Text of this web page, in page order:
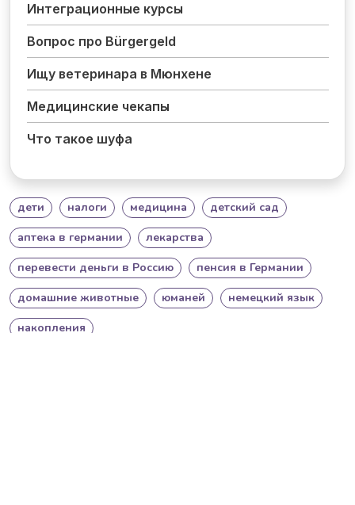
Интеграционные курсы
Вопрос про Bürgergeld
Ищу ветеринара в Мюнхене
Медицинские чекапы
Что такое шуфа
дети налоги медицина
детский сад
аптека в германии
лекарства
перевести деньги в Россию
пенсия в Германии
домашние животные
юманей
немецкий язык
накопления